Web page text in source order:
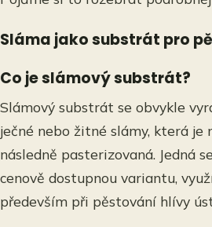
Sláma jako substrát pro
Co je slámový substrát?
Slámový substrát se obvykle
ječné nebo žitné slámy, která je
následně pasterizovaná. Jedná
cenově dostupnou variantu,
především při pěstování hlívy